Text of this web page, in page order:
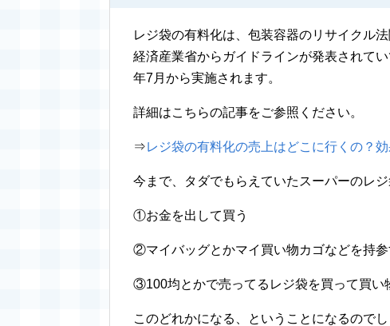
レジ袋の有料化は、包装容器のリサイクル
経済産業省からガイドラインが発表されて
年7月から実施されます。
詳細はこちらの記事をご参照ください。
⇒レジ袋の有料化の売上はどこに行くの？
今まで、タダでもらえていたスーパーのレジ
①お金を出して買う
②マイバッグとかマイ買い物カゴなどを持参
③100均とかで売ってるレジ袋を買って買い
このどれかになる、ということになるのでし